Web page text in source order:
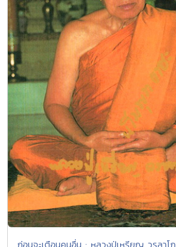
ก่อนจะเตือนคนอื่น : หลวงปู่เหรียญ วรลาโภ